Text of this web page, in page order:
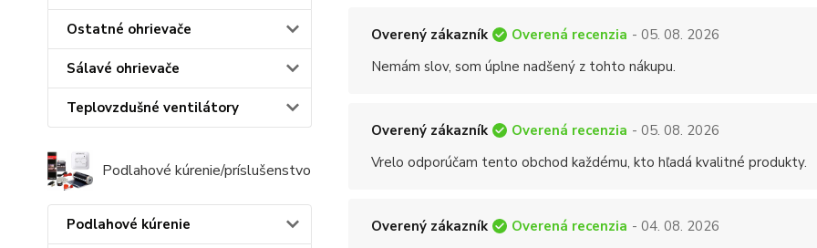
Ostatné ohrievače
Sálavé ohrievače
Teplovzdušné ventilátory
Podlahové kúrenie/príslušenstvo
Podlahové kúrenie
Overený zákazník Overená recenzia - 05. 08. 2026
Nemám slov, som úplne nadšený z tohto nákupu.
Overený zákazník Overená recenzia - 05. 08. 2026
Vrelo odporúčam tento obchod každému, kto hľadá kvalitné produkty.
Overený zákazník Overená recenzia - 04. 08. 2026